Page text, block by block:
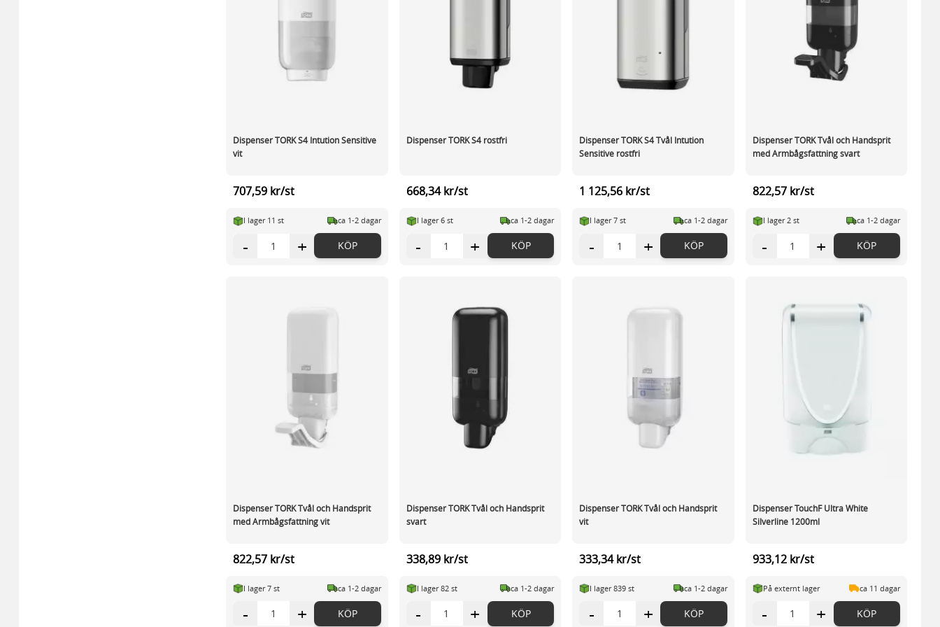
Dispenser TORK S4 Intution Sensitive
vit
707,59 kr/st
I lager 11 st ca 1-2 dagar
- + KÖP
Dispenser TORK S4 rostfri
668,34 kr/st
I lager 6 st ca 1-2 dagar
- + KÖP
Dispenser TORK S4 Tvål Intution
Sensitive rostfri
1 125,56 kr/st
I lager 7 st ca 1-2 dagar
- + KÖP
Dispenser TORK Tvål och Handsprit
med Armbågsfattning svart
822,57 kr/st
I lager 2 st ca 1-2 dagar
- + KÖP
Dispenser TORK Tvål och Handsprit
med Armbågsfattning vit
822,57 kr/st
I lager 7 st ca 1-2 dagar
- + KÖP
Dispenser TORK Tvål och Handsprit
svart
338,89 kr/st
I lager 82 st ca 1-2 dagar
- + KÖP
Dispenser TORK Tvål och Handsprit
vit
333,34 kr/st
I lager 839 st ca 1-2 dagar
- + KÖP
Dispenser TouchF Ultra White
Silverline 1200ml
933,12 kr/st
På externt lager ca 11 dagar
- + KÖP